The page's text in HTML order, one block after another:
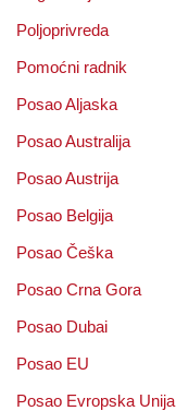
Poljoprivreda
Pomoćni radnik
Posao Aljaska
Posao Australija
Posao Austrija
Posao Belgija
Posao Češka
Posao Crna Gora
Posao Dubai
Posao EU
Posao Evropska Unija